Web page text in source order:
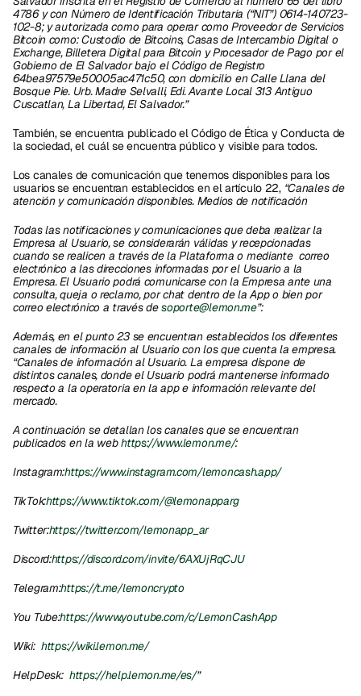
4786 y con Número de Identificación Tributaria (“NIT”) 0614-140723-
102-8; y autorizada como para operar como Proveedor de Servicios
Bitcoin como: Custodio de Bitcoins, Casas de Intercambio Digital o
Exchange, Billetera Digital para Bitcoin y Procesador de Pago por el
Gobierno de El Salvador bajo el Código de Registro
64bea97579e50005ac471c50, con domicilio en Calle Llana del
Bosque Pie. Urb. Madre Selvalli, Edi. Avante Local 313 Antiguo
Cuscatlan, La Libertad, El Salvador.”
También, se encuentra publicado el Código de Ética y Conducta de
la sociedad, el cuál se encuentra público y visible para todos.
Los canales de comunicación que tenemos disponibles para los
usuarios se encuentran establecidos en el artículo 22, “Canales de
atención y comunicación disponibles. Medios de notificación
Todas las notificaciones y comunicaciones que deba realizar la
Empresa al Usuario, se considerarán válidas y recepcionadas
cuando se realicen a través de la Plataforma o mediante  correo
electrónico a las direcciones informadas por el Usuario a la
Empresa. El Usuario podrá comunicarse con la Empresa ante una
consulta, queja o reclamo, por chat dentro de la App o bien por
correo electrónico a través de soporte@lemon.me”:
Además, en el punto 23 se encuentran establecidos los diferentes
canales de información al Usuario con los que cuenta la empresa.
“Canales de información al Usuario. La empresa dispone de
distintos canales, donde el Usuario podrá mantenerse informado
respecto a la operatoria en la app e información relevante del
mercado.
A continuación se detallan los canales que se encuentran
publicados en la web https://www.lemon.me/:
Instagram:https://www.instagram.com/lemoncash.app/
TikTok:https://www.tiktok.com/@lemonapparg
Twitter:https://twitter.com/lemonapp_ar
Discord:https://discord.com/invite/6AXUjRqCJU
Telegram:https://t.me/lemoncrypto
You Tube:https://www.youtube.com/c/LemonCashApp
Wiki: https://wiki.lemon.me/
HelpDesk: https://help.lemon.me/es/”